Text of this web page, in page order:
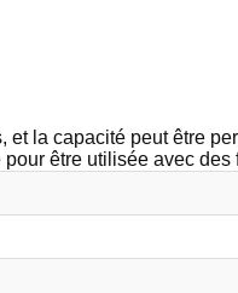
la capacité peut être
être utilisée avec des